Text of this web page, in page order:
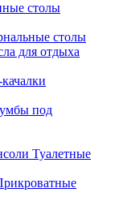
столы
столы
для отдыха
под
Туалетные